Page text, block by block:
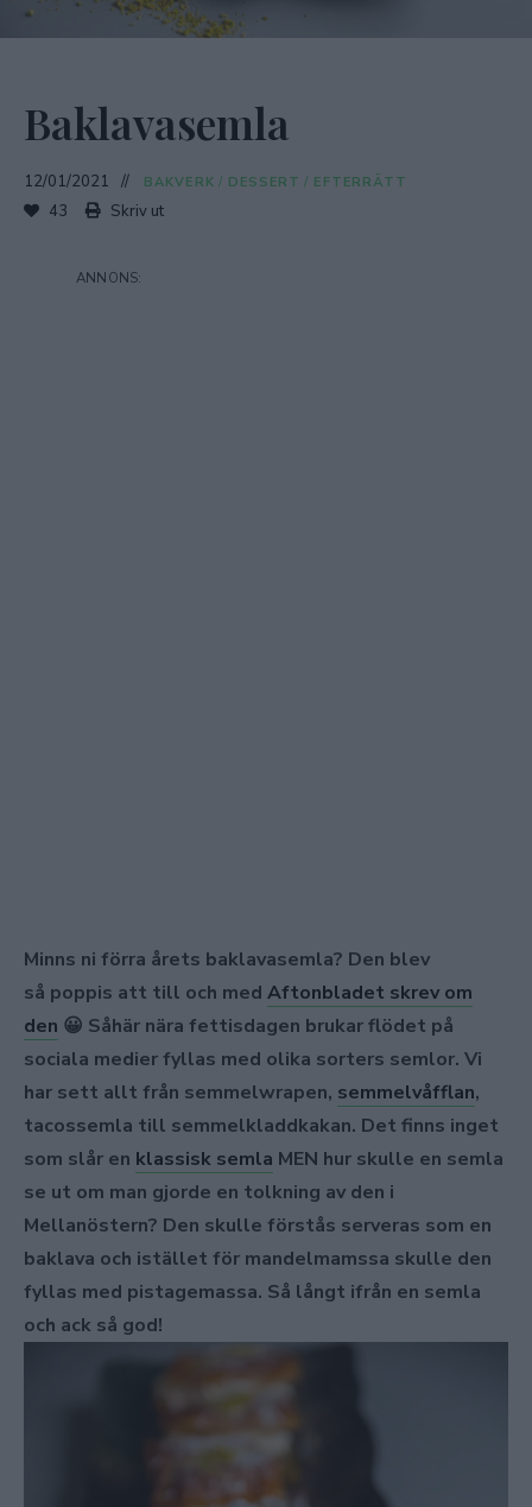
Baklavasemla
12/01/2021 BAKVERK / DESSERT / EFTERRÄTT
43 Skriv ut
Minns ni förra årets baklavasemla? Den blev
så poppis att till och med Aftonbladet skrev om
den 😀 Såhär nära fettisdagen brukar flödet på
sociala medier fyllas med olika sorters semlor. Vi
har sett allt från semmelwrapen, semmelvåfflan,
tacossemla till semmelkladdkakan. Det finns inget
som slår en klassisk semla MEN hur skulle en semla
se ut om man gjorde en tolkning av den i
Mellanöstern? Den skulle förstås serveras som en
baklava och istället för mandelmamssa skulle den
fyllas med pistagemassa. Så långt ifrån en semla
och ack så god!